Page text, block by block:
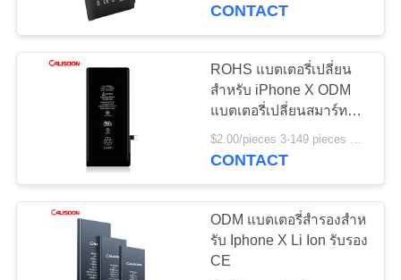
PRIVACY
POLICY
CONTACT
ROHS แบตเตอรี่เปลี่ยน
สําหรับ iPhone X ODM
แบตเตอรี่เปลี่ยนสมาร์ท
โฟน
$2.00/pieces 3-149 pieces MOQ:3 ชิ้น
CONTACT
ODM แบตเตอรี่สํารองสําห
รับ Iphone X Li Ion รับรอง
CE